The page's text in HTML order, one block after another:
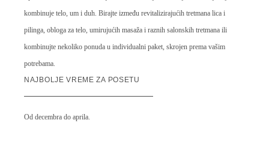
kombinuje telo, um i duh. Birajte između revitalizirajućih tretmana lica i
pilinga, obloga za telo, umirujućih masaža i raznih salonskih tretmana ili
kombinujte nekoliko ponuda u individualni paket, skrojen prema vašim
potrebama.
NAJBOLJE VREME ZA POSETU
Od decembra do aprila.